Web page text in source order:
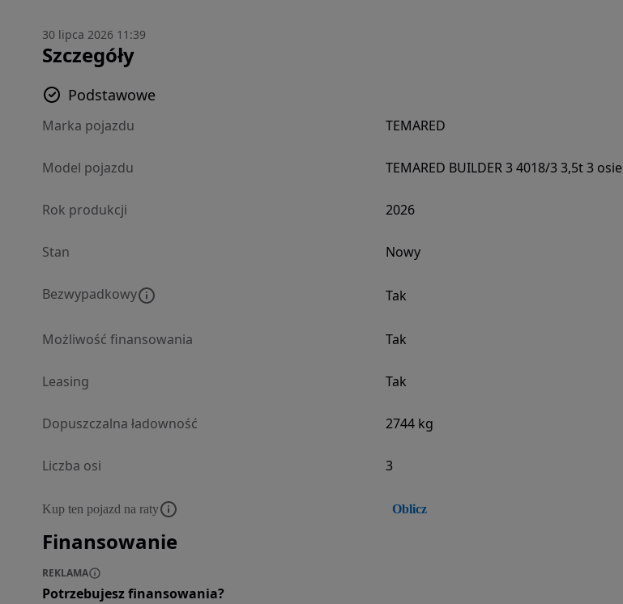
30 lipca 2026 11:39
Szczegóły
Podstawowe
Marka pojazdu TEMARED
Model pojazdu TEMARED BUILDER 3 4018/3 3,5t 3 osie
Rok produkcji 2026
Stan Nowy
Bezwypadkowy Tak
Możliwość finansowania Tak
Leasing Tak
Dopuszczalna ładowność 2744 kg
Liczba osi 3
Kup ten pojazd na raty Oblicz
Finansowanie
REKLAMA
Potrzebujesz finansowania?